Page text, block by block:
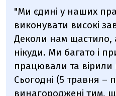
"Ми єдині у наших
виконувати високі
Деколи нам щастило,
нікуди. Ми багато і
працювали та
Сьогодні (5 травня –
винагороджені тим,